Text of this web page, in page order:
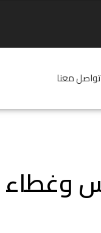
تواصل معنا
وغطاء